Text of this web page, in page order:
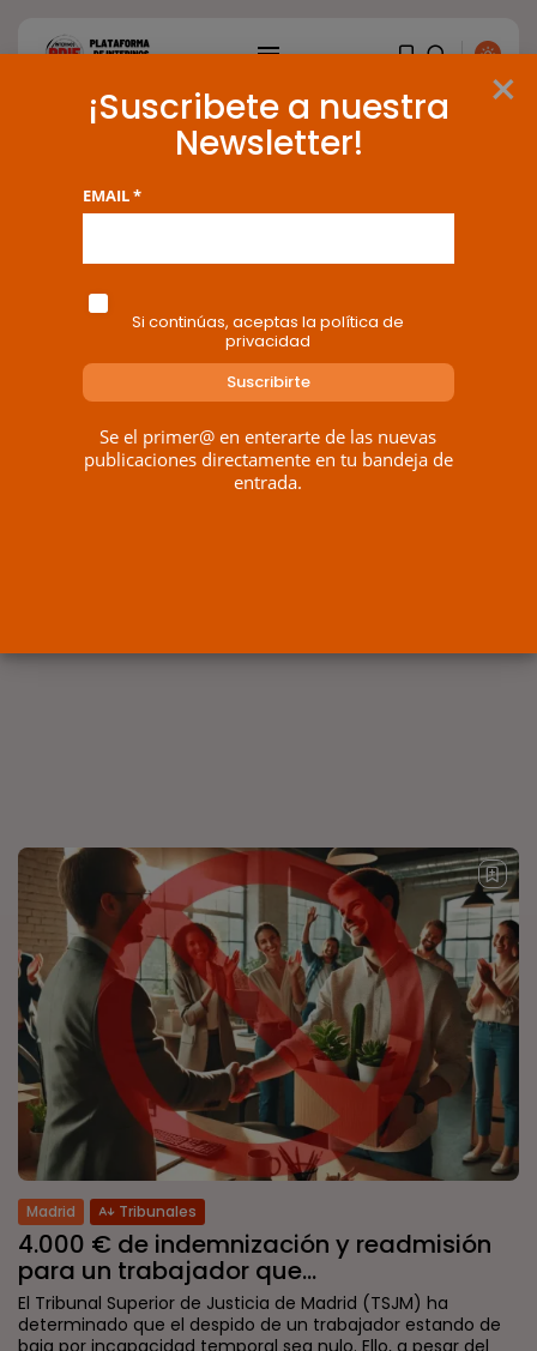
ENTRADAS RECIENTES
OPINIÓN
Interinos: Europa mueve pieza,
los jueces...
PORRAMÓN J. 06/08/2026
OPINIÓN
Interinos: el error del Supremo
PORRAMÓN J. 04/08/2026
Tag: Gran Café de Madrid
1 results found
Madrid Tribunales
4.000 € de indemnización y readmisión
para un trabajador que...
El Tribunal Superior de Justicia de Madrid (TSJM) ha
determinado que el despido de un trabajador estando de
×
¡Suscribete a nuestra
Newsletter!
EMAIL *
Si continúas, aceptas la política de
privacidad
Se el primer@ en enterarte de las nuevas
publicaciones directamente en tu bandeja de
entrada.